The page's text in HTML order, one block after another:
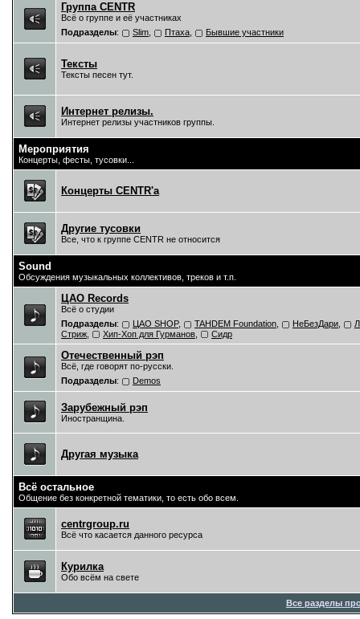
Группа CENTR
Всё о группе и её участниках
Подразделы: Slim Птаха Бывшие участники
Тексты
Тексты песен тут.
Интернет релизы.
Интернет релизы участников группы.
Мероприятия
Концерты, фесты, тусовки...
Концерты CENTR'a
Другие тусовки
Все, что к группе CENTR не относится
Sound
Обсуждения музыкальных коллективов, треков и т.п.
ЦAO Records
Всё о студии
Подразделы: ЦАО SHOP, TAHDEM Foundation НеБезДари
Стриж
Хип-Хоп для Гурманов Сидр
Отечественный рэп
Всё, где говорят по-русски.
Подразделы: Demos
Зарубежный рэп
Иностранщина.
Другая музыка
Всё остальное
Общение без конкретной тематики, то есть обо всем.
centrgroup.ru
Всё что касается данного ресурса
Курилка
Обо всём на свете
Все разделы